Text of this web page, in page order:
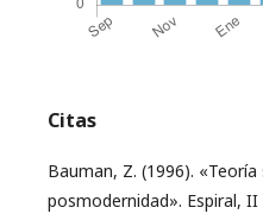
Citas
Bauman, Z. (1996).
posmodernidad». Espiral,